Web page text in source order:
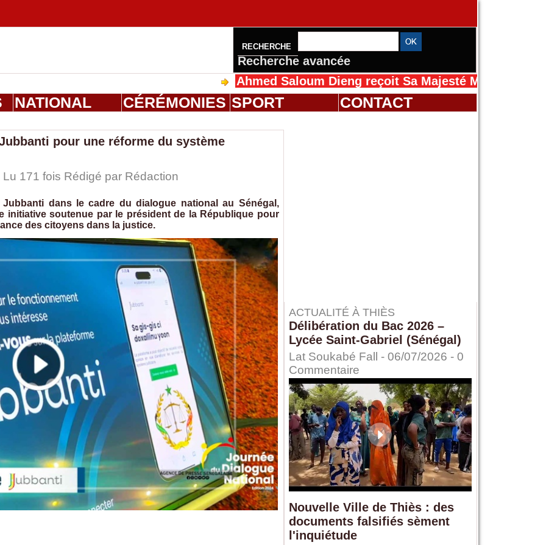
RECHERCHE
Recherche avancée
Ahmed Saloum Dieng reçoit Sa Majesté Mansah Cissé au
NATIONAL CÉRÉMONIES SPORT CONTACT
pour une réforme du système
171 fois Rédigé par Rédaction
dans le cadre du dialogue national au Sénégal,
initiative soutenue par le président de la République pour
des citoyens dans la justice.
ACTUALITÉ À THIÈS
Délibération du Bac 2026 –
Lycée Saint-Gabriel (Sénégal)
Lat Soukabé Fall - 06/07/2026 - 0
Commentaire
Nouvelle Ville de Thiès : des
documents falsifiés sèment
l'inquiétude